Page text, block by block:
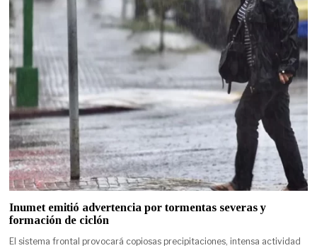
Inumet emitió advertencia por tormentas severas y
formación de ciclón
El sistema frontal provocará copiosas precipitaciones, intensa actividad